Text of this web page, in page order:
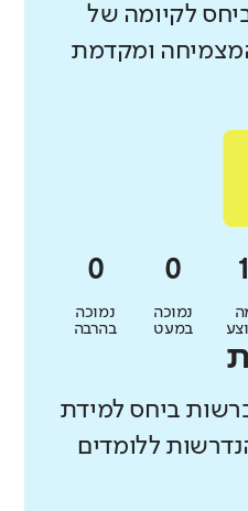
לקיומה של
ומקדמת
נמוכה
במעט
נמוכה
בהרבה
ביחס למידת
ללומדים